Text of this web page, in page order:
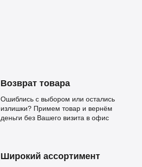
Возврат товара
Ошиблись с выбором или остались
излишки? Примем товар и вернём
деньги без Вашего визита в офис
Широкий ассортимент